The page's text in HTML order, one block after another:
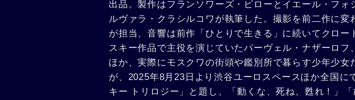
出品。製作はフランソワーズ・ピローとイエール・フォ
ルヴァラ・クラシルコワが執筆した。撮影を前二作に
が担当、音響は前作「ひとりで生きる」に続いてクロー
スキー作品で主役を演じていたパーヴェル・ナザーロ
ほか、実際にモスクワの街頭や鑑別所で暮らす少年少
が、2025年8月23日より渋谷ユーロスペースほか全国に
キー トリロジー」と題し、「動くな、死ね、甦れ！」